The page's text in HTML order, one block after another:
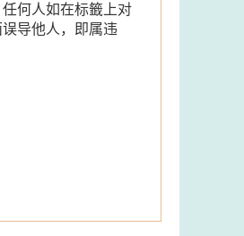
何人如在标籤上对
导他人，即属违